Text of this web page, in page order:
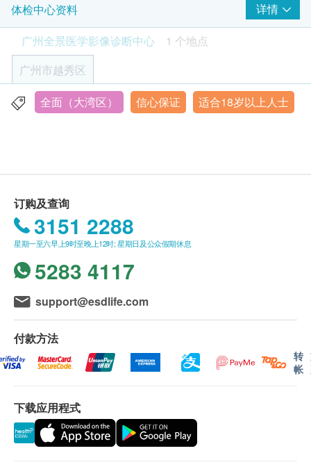
癌症指标 重点项目
甲种胎蛋白 (肝癌)
癌胚抗原 (肠癌)
EB病毒衣壳抗原IgA抗体（鼻咽癌）
EB病毒早期抗原IgA抗体（鼻咽癌）
低剂量胸部CT平扫
磁力共振 重点项目
颅脑 MRA
脑小血管 MRI
X光
颈椎正侧位（DR）
妇科检查
妇科基础检查-只限女士
注：请携带本人身份证件办理检查手续，以便健康
档案建立。所有检查项目结束后，请将检查引导单
交回前台。
女性特别注意事项
备孕或怀孕女士，请提前告知体检部及检查人员，
行为您安排日期检查
房，勿阴道冲洗或使用塞剂
未婚和未有性生活的女性不可做妇科、妇科腔内彩
超等检查
特殊人群注意事项
高血压、糖尿病、心脑病、哮喘等其他慢性疾病患
者，建议携带常用药物待做完空腹项目后服药。
磁共振检查注意事项
检查；体内植入钢钉钢板、假牙、心脏支架等金属
物质需明确材质，方可判断
公时间内，致电客户预约身体检查的时间及地点。
客户亦可至少提前1个工作日联络医疗中心进行预
约（联络电话：400-920-8393；微信：广州全景
医学影像诊断中心）。
客户至现场后，医疗中心工作人员会核对客户的姓
名、出生年月日、手机号、国籍及健康网购
health.ESDlife订购成功之电邮。
（由确认付款日期起计）接受有关检查，逾期作
废。
体检时, 如果遇到医生不会说广东话的情况，医疗
中心可安排医护人员陪同提供翻译服务。
如果商户页面与体检计划页面的简体中文、英文两
个版本有任何抵触或不相符之处，应以繁体中文版
本为准。
二、体检报告领取和讲解
客人可在体检日确认报告语言（可选择简体中文或
出10页部分，50RMB/1页】）。
体检报告会在体检后10个工作日内完成，客户可选
择以下途径查看体检报告：
体检中心资料
详情
广州全景医学影像诊断中心
1 个地点
广州市越秀区
广州市越秀区中山二路80号（省人民医院对面，地铁1号线
全面（大湾区） 信心保证 适合18岁以上人士
订购及查询
3151 2288
星期一至六早上9时至晚上12时; 星期日及公众假期休息
5283 4117
support@esdlife.com
付款方法
转
帐
下载应用程式